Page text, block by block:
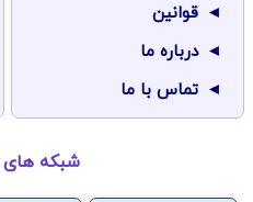
قوانین
درباره ما
تماس با ما
شبکه های